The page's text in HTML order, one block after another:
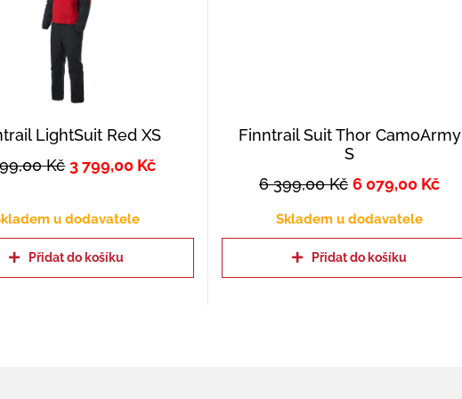
LightSuit Red XS
Kč 3 799,00 Kč
u dodavatele
Přidat do košíku
Finntrail Suit Thor CamoArmy
S
6 399,00Kč 6 079,00 Kč
Skladem u dodavatele
Přidat do košíku